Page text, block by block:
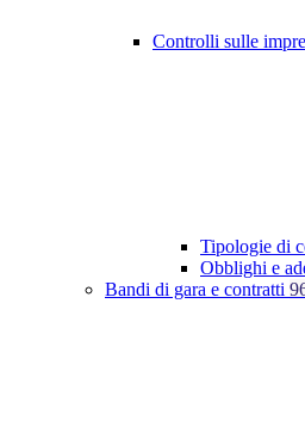
Controlli sulle
Tipologie di
Obblighi e
Bandi di gara e contratti